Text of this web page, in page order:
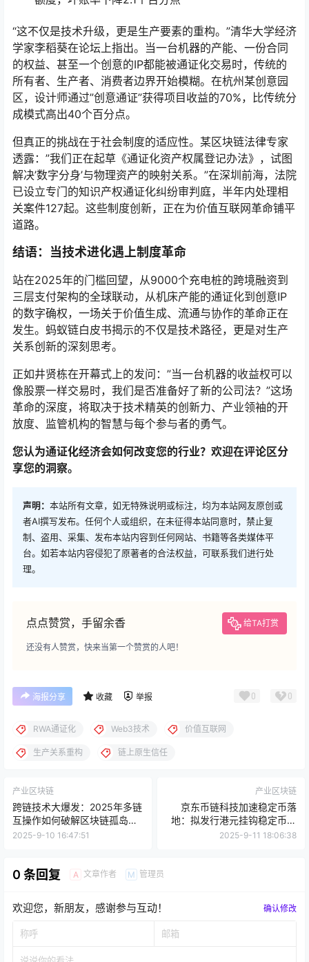
“这不仅是技术升级，更是生产要素的重构。”清华大学经济
学家李稻葵在论坛上指出。当一台机器的产能、一份合同
的权益、甚至一个创意的IP都能被通证化交易时，传统的
所有者、生产者、消费者边界开始模糊。在杭州某创意园
区，设计师通过”创意通证”获得项目收益的70%，比传统分
成模式高出40个百分点。
但真正的挑战在于社会制度的适应性。某区块链法律专家
透露：”我们正在起草《通证化资产权属登记办法》，试图
解决’数字分身’与物理资产的映射关系。”在深圳前海，法院
已设立专门的知识产权通证化纠纷审判庭，半年内处理相
关案件127起。这些制度创新，正在为价值互联网革命铺平
道路。
结语：当技术进化遇上制度革命
站在2025年的门槛回望，从9000个充电桩的跨境融资到
三层支付架构的全球联动，从机床产能的通证化到创意IP
的数字确权，一场关于价值生成、流通与协作的革命正在
发生。蚂蚁链白皮书揭示的不仅是技术路径，更是对生产
关系创新的深刻思考。
正如井贤栋在开幕式上的发问：”当一台机器的收益权可以
像股票一样交易时，我们是否准备好了新的公司法？”这场
革命的深度，将取决于技术精英的创新力、产业领袖的开
放度、监管机构的智慧与每个参与者的勇气。
您认为通证化经济会如何改变您的行业？欢迎在评论区分
享您的洞察。
声明： 本站所有文章，如无特殊说明或标注，均为本站网友原创或
者AI撰写发布。任何个人或组织，在未征得本站同意时，禁止复
制、盗用、采集、发布本站内容到任何网站、书籍等各类媒体平
台。如若本站内容侵犯了原著者的合法权益，可联系我们进行处
理。
点点赞赏，手留余香 给TA打赏
还没有人赞赏，快来当第一个赞赏的人吧！
海报分享 收藏 举报 0 0
RWA通证化 Web3技术 价值互联网
生产关系重构 链上原生信任
产业区块链
跨链技术大爆发：2025年多链
互操作如何破解区块链孤岛难
题
2025-9-10 16:47:51
产业区块链
京东币链科技加速稳定币落
地：拟发行港元挂钩稳定币，
拓展东南亚跨境支付
2025-9-11 18:06:38
0 条回复 A 文章作者 M 管理员
欢迎您，新朋友，感谢参与互动！ 确认修改